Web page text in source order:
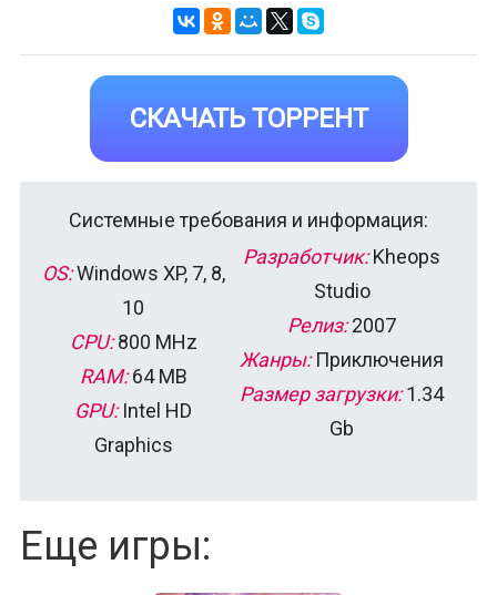
СКАЧАТЬ ТОРРЕНТ
Системные требования и информация:
OS:Windows XP, 7, 8,
10
CPU:800 MHz
RAM:64 MB
GPU:Intel HD
Graphics
Разработчик:Kheops
Studio
Релиз:2007
Жанры:Приключения
Размер загрузки:1.34
Gb
Еще игры: